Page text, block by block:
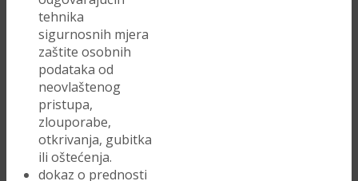
tehnika
sigurnosnih mjera
zaštite osobnih
podataka od
neovlaštenog
pristupa,
zlouporabe,
otkrivanja, gubitka
ili oštećenja.
dokaz o prednosti